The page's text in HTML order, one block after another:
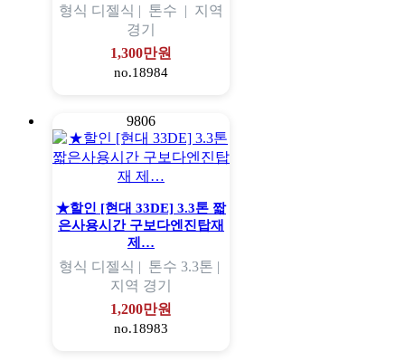
형식 디젤식 | 톤수 | 지역
경기
1,300만원
no.18984
9806
★할인 [현대 33DE] 3.3톤 짧
은사용시간 구보다엔진탑재
제…
형식 디젤식 | 톤수 3.3톤 |
지역 경기
1,200만원
no.18983